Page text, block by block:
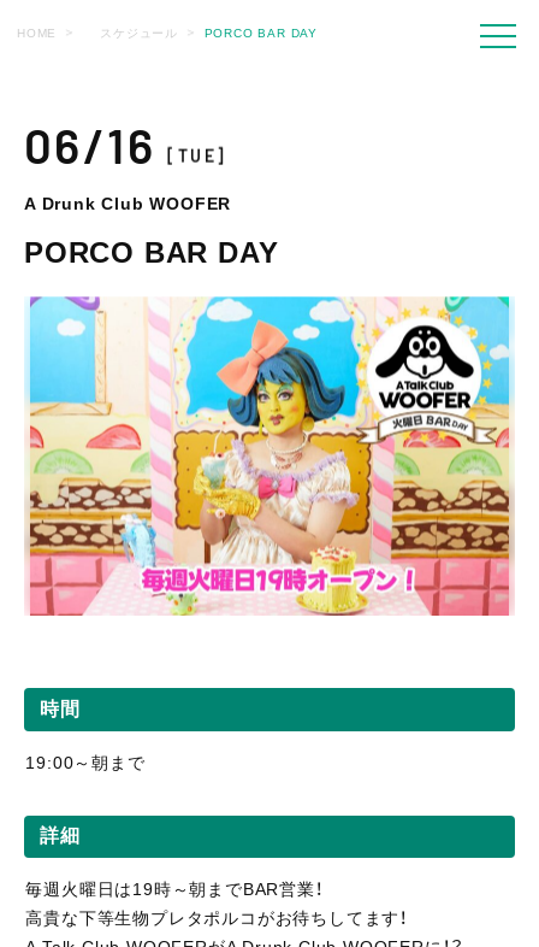
HOME スケジュール PORCO BAR DAY
06/16[TUE]
A Drunk Club WOOFER
PORCO BAR DAY
時間
19:00～朝まで
詳細
毎週火曜日は19時～朝までBAR営業！
高貴な下等生物プレタポルコがお待ちしてます！